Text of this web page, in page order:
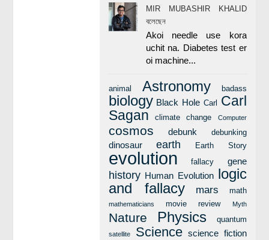
MIR MUBASHIR KHALID
বলেছেন
Akoi needle use kora
uchit na. Diabetes test er
oi machine...
animal Astronomy badass
biology Black Hole Carl Carl
Sagan
climate change Computer
cosmos debunk debunking
dinosaur earth Earth Story
evolution fallacy gene
history Human Evolution logic
and fallacy
mars math
mathematicians movie review Myth
Nature Physics quantum
satellite Science science fiction